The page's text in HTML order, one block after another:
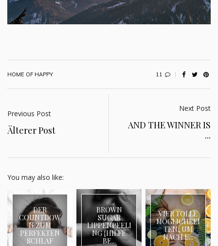
HOME OF HAPPY 11
Previous Post
Älterer Post
Next Post
AND THE WINNER IS
...
You may also like:
DER
COUNTDOW
N ZUM
PERFEKTEN
SCHLAF
BROWN
SUGAR
LIPPENPEELI
NG {HILFE
BE...
VIER TOLLE
MÖGLICHKEI
TEN, UM
NACH E...